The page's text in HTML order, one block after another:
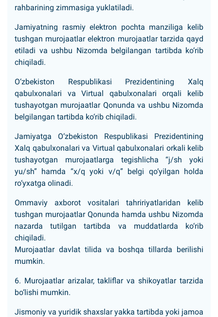
rahbarining zimmasiga yuklatiladi.
Jamiyatning rasmiy elektron pochta manziliga kelib
tushgan murojaatlar elektron murojaatlar tarzida qayd
etiladi va ushbu Nizomda belgilangan tartibda ko‘rib
chiqiladi.
O‘zbekiston Respublikasi Prezidentining Xalq
qabulxonalari va Virtual qabulxonalari orqali kelib
tushayotgan murojaatlar Qonunda va ushbu Nizomda
belgilangan tartibda ko‘rib chiqiladi.
Jamiyatga O‘zbekiston Respublikasi Prezidentining
Xalq qabulxonalari va Virtual qabulxonalari orkali kelib
tushayotgan murojaatlarga tegishlicha “j/sh yoki
yu/sh” hamda “x/q yoki v/q” belgi qo‘yilgan holda
ro‘yxatga olinadi.
Ommaviy axborot vositalari tahririyatlaridan kelib
tushgan murojaatlar Qonunda hamda ushbu Nizomda
nazarda tutilgan tartibda va muddatlarda ko‘rib
chiqiladi.
Murojaatlar davlat tilida va boshqa tillarda berilishi
mumkin.
6. Murojaatlar arizalar, takliflar va shikoyatlar tarzida
bo‘lishi mumkin.
Jismoniy va yuridik shaxslar yakka tartibda yoki jamoa